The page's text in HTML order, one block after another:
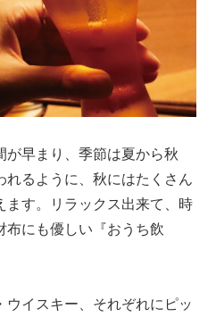
が早まり、季節は夏から秋
るように、秋にはたくさん
ます。リラックス出来て、時
布にも優しい『おうち飲
ウイスキー、それぞれにピッ